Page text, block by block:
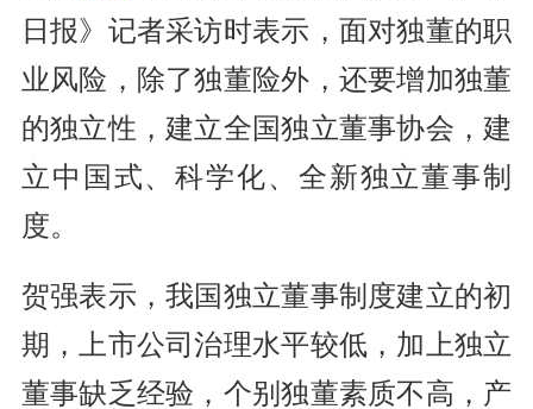
日报》记者采访时表示，面对独董的职
业风险，除了独董险外，还要增加独董
的独立性，建立全国独立董事协会，建
立中国式、科学化、全新独立董事制
度。
贺强表示，我国独立董事制度建立的初
期，上市公司治理水平较低，加上独立
董事缺乏经验，个别独董素质不高，产